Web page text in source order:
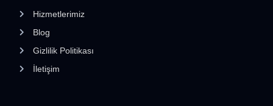
Hizmetlerimiz
Blog
Gizlilik Politikası
İletişim